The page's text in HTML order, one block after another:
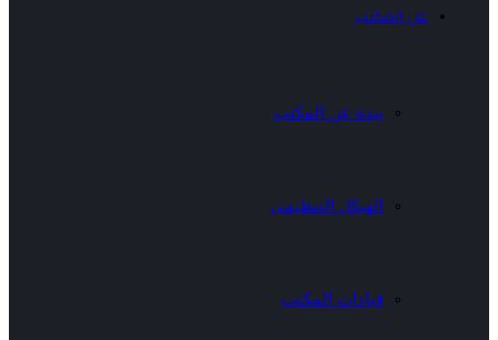
عن المكتب
نبذة عن المكتب
الهيكل التنظيمى
قيادات المكتب